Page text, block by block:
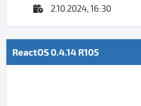
2.10.2024, 16:30
ReactOS 0.4.14 R105